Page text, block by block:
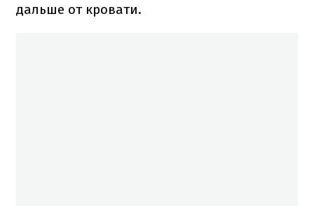
дальше от кровати.